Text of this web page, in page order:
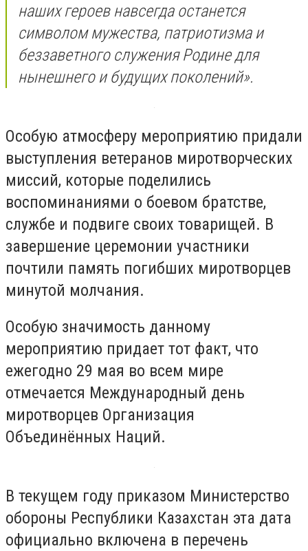
наших героев навсегда останется
символом мужества, патриотизма и
беззаветного служения Родине для
нынешнего и будущих поколений».
Особую атмосферу мероприятию придали
выступления ветеранов миротворческих
миссий, которые поделились
воспоминаниями о боевом братстве,
службе и подвиге своих товарищей. В
завершение церемонии участники
почтили память погибших миротворцев
минутой молчания.
Особую значимость данному
мероприятию придает тот факт, что
ежегодно 29 мая во всем мире
отмечается Международный день
миротворцев Организация
Объединённых Наций.
В текущем году приказом Министерство
обороны Республики Казахстан эта дата
официально включена в перечень